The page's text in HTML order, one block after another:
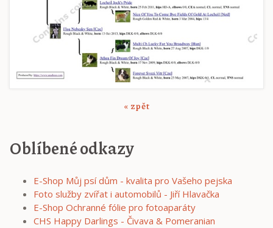
« zpět
Oblíbené odkazy
E-Shop Můj psí dům - kvalita pro Vašeho pejska
Foto služby zvířat i automobilů - Jiří Hlavačka
E-Shop Ochranné fólie pro fotoaparáty
CHS Happy Darlings - Čivava & Pomeranian